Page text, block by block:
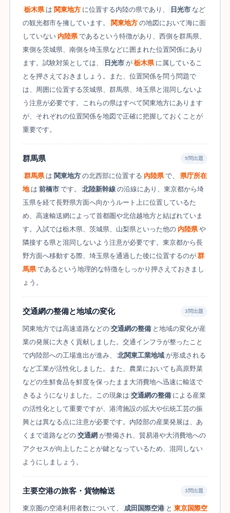
栃木県 は 関東地方 に位置する内陸の県であり、 日光市 など
の観光都市を擁しています。
関東地方 の地図において海に面
していない 内陸県 であるという特徴があり、西側を群馬県、
東側を茨城県、南側を埼玉県などに囲まれた位置関係にあり
ます。試験対策としては、
日光市 が 栃木県 に属しているこ
とを押さえておきましょう。また、位置関係を問う問題で
は、周囲に位置する茨城県、群馬県、埼玉県と混同しないよ
う注意が必要です。これらの県はすべて関東地方にあります
が、それぞれの位置関係を地図で正確に把握しておくことが
重要です。
群馬県 9問出題
群馬県 は 関東地方 の北西部に位置する 内陸県 で、
県庁所在
地 は 前橋市 です。 北陸新幹線 の沿線にあり、東京都から埼
玉県を経て長野県方面へ向かうルート上に位置しているた
め、高速輸送網によって首都圏や北信越地方と結ばれていま
す。入試では栃木県、茨城県、山梨県といった他の 内陸県 や
隣接する県と混同しないよう注意が必要です。東京都から長
野方面へ移動する際、埼玉県を通過した後に位置するのが 群
馬県 であるという地理的な特徴をしっかり押さえておきまし
ょう。
交通網の整備と地域の変化 3問出題
関東地方では高速道路などの 交通網の整備 と地域の変化が産
業の発展に大きく貢献しました。交通インフラが整ったこと
で内陸部への工場進出が進み、
北関東工業地域 が形成される
など工業が活性化しました。また、農業においても高原野菜
などの生鮮食品を鮮度を保ったまま大消費地へ迅速に輸送で
きるようになりました。この現象は 交通網の整備 による産業
の活性化として重要ですが、港湾施設の拡大や伝統工芸の振
興とは異なる点に注意が必要です。内陸部の産業発展は、あ
くまで道路などの 交通網 が整備され、貿易港や大消費地への
アクセスが向上したことが鍵となっているため、混同しない
ようにしましょう。
主要空港の旅客・貨物輸送 3問出題
東京圏の空港利用者数について、 成田国際空港 と 東京国際空